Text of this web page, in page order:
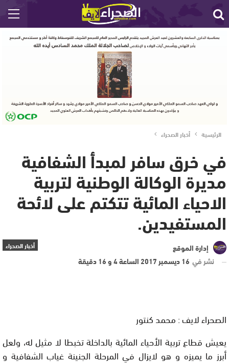
الرئيسية أخبار الصحراء
في خرق سافر لمبدأ الشفافية
مديرة الوكالة الوطنية لتربية
الاحياء المائية تتكتم على لائحة
المستفيدين.
أخبار الصحراء
إدارة الموقع
نشر في 16 ديسمبر 2017 الساعة 4 و 16 دقيقة
الصحراء لايف : محمد كنتور
يعيش قطاع تربية الأحياء المائية بالداخلة تخبطا لا مثيل له، ولعل
أبرز ما يميزه و هو لايزال في المرحلة الجنينة غياب الشفافية و